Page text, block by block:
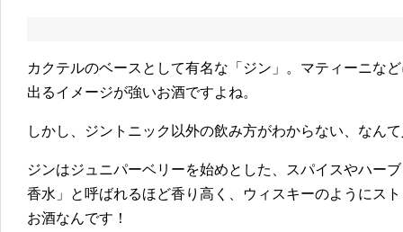
カクテルのベースとして有名な「ジン」。マティーニな
出るイメージが強いお酒ですよね。
しかし、ジントニック以外の飲み方がわからない、なん
ジンはジュニパーベリーを始めとした、スパイスやハー
香水」と呼ばれるほど香り高く、ウィスキーのようにス
お酒なんです！